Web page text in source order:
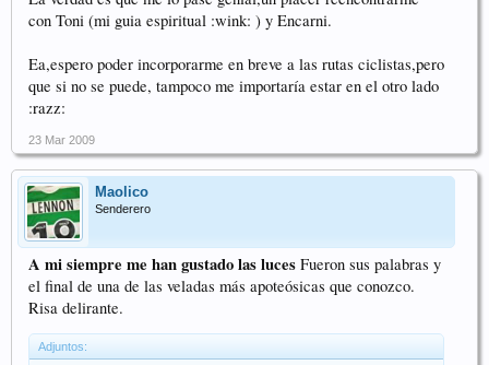
con Toni (mi guia espiritual :wink: ) y Encarni.
Ea,espero poder incorporarme en breve a las rutas ciclistas,pero
que si no se puede, tampoco me importaría estar en el otro lado
:razz:
23 Mar 2009
Maolico
Senderero
A mi siempre me han gustado las luces Fueron sus palabras y
el final de una de las veladas más apoteósicas que conozco.
Risa delirante.
Adjuntos: